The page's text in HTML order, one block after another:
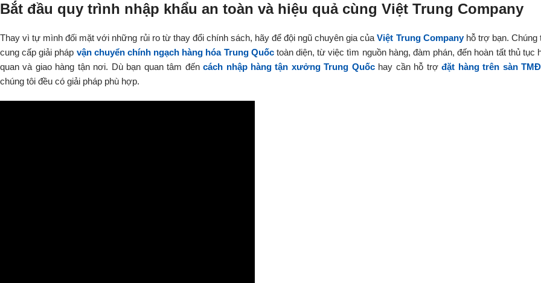
Bắt đầu quy trình nhập khẩu an toàn và hiệu quả cùng Việt Trung Company
Thay vì tự mình đối mặt với những rủi ro từ thay đổi chính sách, hãy để đội ngũ chuyên gia củaViệt Trung Companyhỗ trợ bạn. Chúng
cung cấp giải pháp vận chuyển chính ngạch hàng hóa Trung Quốctoàn diện, từ việc tìm nguồn hàng, đàm phán, đến hoàn tất thủ tục
quan và giao hàng tận nơi. Dù bạn quan tâm đếncách nhập hàng tận xưởng Trung Quốchay cần hỗ trợđặt hàng trên sàn
chúng tôi đều có giải pháp phù hợp.